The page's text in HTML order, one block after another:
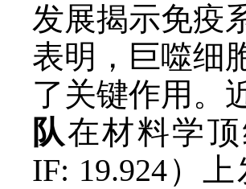
发展揭示免疫
表明，巨噬细
了关键作用。
队在材料学顶
IF: 19.924）上